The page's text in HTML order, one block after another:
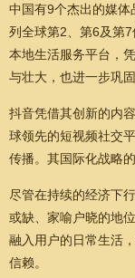
中国有9个杰出的媒
列全球第2、第6及第
本地生活服务平台，
与壮大，也进一步巩
抖音凭借其创新的内
球领先的短视频社交
传播。其国际化战略
尽管在持续的经济下
或缺、家喻户晓的地
融入用户的日常生活
信赖。